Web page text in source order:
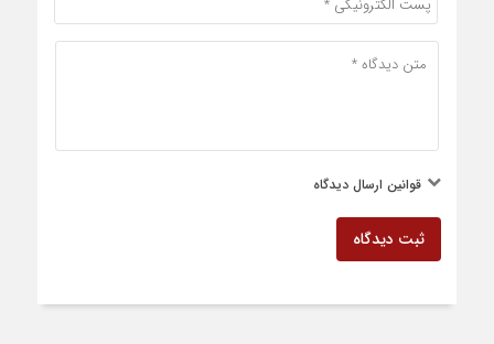
قوانین ارسال دیدگاه
ثبت دیدگاه